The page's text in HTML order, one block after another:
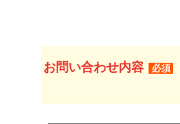
お問い合わせ内容 必須